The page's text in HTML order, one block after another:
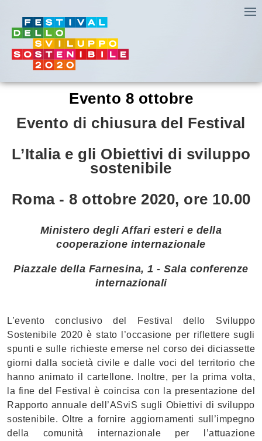
Evento 8 ottobre
Evento di chiusura del Festival
L’Italia e gli Obiettivi di sviluppo
sostenibile
Roma - 8 ottobre 2020, ore 10.00
Ministero degli Affari esteri e della
cooperazione internazionale
Piazzale della Farnesina, 1 - Sala conferenze
internazionali
L’evento conclusivo del Festival dello Sviluppo
Sostenibile 2020 è stato l’occasione per riflettere sugli
spunti e sulle richieste emerse nel corso dei diciassette
giorni dalla società civile e dalle voci del territorio che
hanno animato il cartellone. Inoltre, per la prima volta,
la fine del Festival è coincisa con la presentazione del
Rapporto annuale dell’ASviS sugli Obiettivi di sviluppo
sostenibile. Oltre a fornire aggiornamenti sull’impegno
della comunità internazionale per l’attuazione